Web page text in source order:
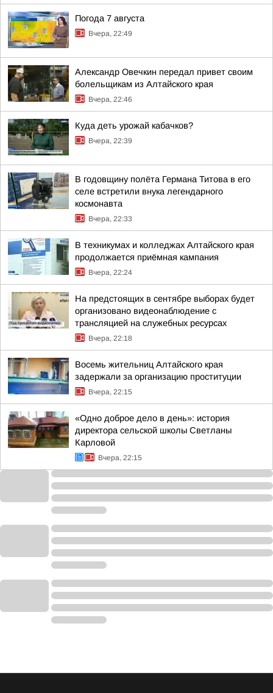
Погода 7 августа
Вчера, 22:49
Александр Овечкин передал привет своим
болельщикам из Алтайского края
Вчера, 22:46
Куда деть урожай кабачков?
Вчера, 22:39
В годовщину полёта Германа Титова в его
селе встретили внука легендарного
космонавта
Вчера, 22:33
В техникумах и колледжах Алтайского края
продолжается приёмная кампания
Вчера, 22:24
На предстоящих в сентябре выборах будет
организовано видеонаблюдение с
трансляцией на служебных ресурсах
Вчера, 22:18
Восемь жительниц Алтайского края
задержали за организацию проституции
Вчера, 22:15
«Одно доброе дело в день»: история
директора сельской школы Светланы
Карловой
Вчера, 22:15